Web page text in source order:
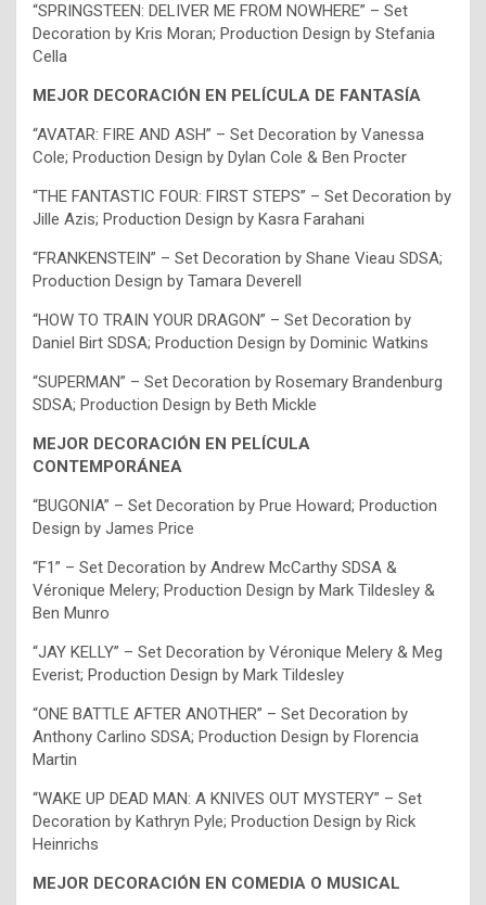
“SPRINGSTEEN: DELIVER ME FROM NOWHERE” – Set
Decoration by Kris Moran; Production Design by Stefania
Cella
MEJOR DECORACIÓN EN PELÍCULA DE FANTASÍA
“AVATAR: FIRE AND ASH” – Set Decoration by Vanessa
Cole; Production Design by Dylan Cole & Ben Procter
“THE FANTASTIC FOUR: FIRST STEPS” – Set Decoration by
Jille Azis; Production Design by Kasra Farahani
“FRANKENSTEIN” – Set Decoration by Shane Vieau SDSA;
Production Design by Tamara Deverell
“HOW TO TRAIN YOUR DRAGON” – Set Decoration by
Daniel Birt SDSA; Production Design by Dominic Watkins
“SUPERMAN” – Set Decoration by Rosemary Brandenburg
SDSA; Production Design by Beth Mickle
MEJOR DECORACIÓN EN PELÍCULA
CONTEMPORÁNEA
“BUGONIA” – Set Decoration by Prue Howard; Production
Design by James Price
“F1” – Set Decoration by Andrew McCarthy SDSA &
Véronique Melery; Production Design by Mark Tildesley &
Ben Munro
“JAY KELLY” – Set Decoration by Véronique Melery & Meg
Everist; Production Design by Mark Tildesley
“ONE BATTLE AFTER ANOTHER” – Set Decoration by
Anthony Carlino SDSA; Production Design by Florencia
Martin
“WAKE UP DEAD MAN: A KNIVES OUT MYSTERY” – Set
Decoration by Kathryn Pyle; Production Design by Rick
Heinrichs
MEJOR DECORACIÓN EN COMEDIA O MUSICAL